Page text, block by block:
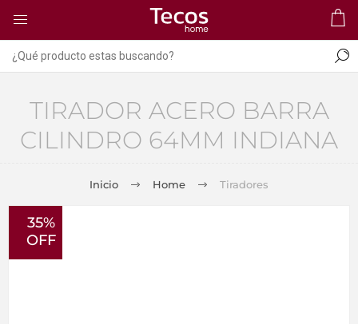
TIRADOR ACERO BARRA
CILINDRO 64MM INDIANA
Inicio Home Tiradores
35%
OFF